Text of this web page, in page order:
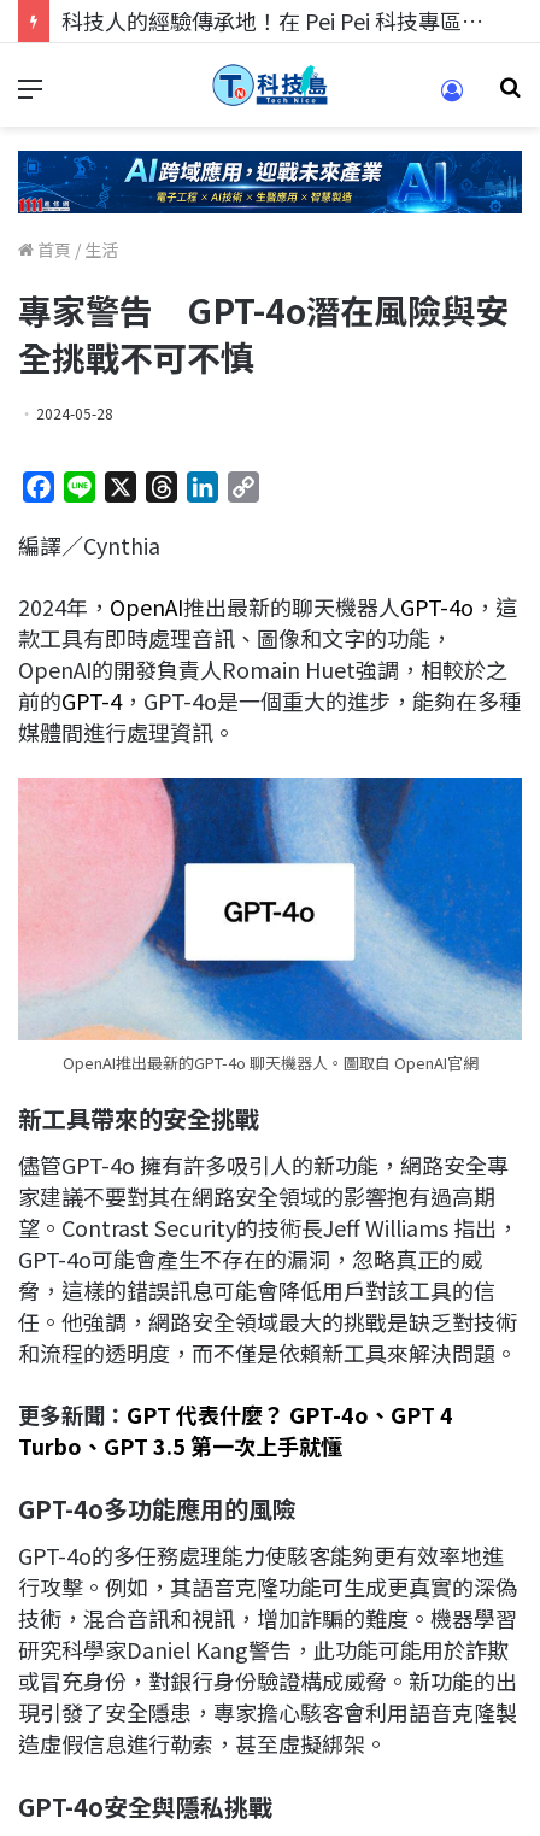
科技人找工作，就到TECH+ 科技專區!
首頁 / 生活
專家警告 GPT-4o潛在風險與安
全挑戰不可不慎
2024-05-28
c
b
o
o
k
n
a
d
s
e
d
I
n
L
i
n
k
編譯／Cynthia
2024年， OpenAI推出最新的聊天機器人GPT-4o ，這
款工具有即時處理音訊、圖像和文字的功能，
OpenAI的開發負責人Romain Huet強調，相較於之
前的GPT-4，GPT-4o是一個重大的進步，能夠在多種
媒體間進行處理資訊。
OpenAI推出最新的GPT-4o 聊天機器人。圖取自 OpenAI官網
新工具帶來的安全挑戰
儘管GPT-4o 擁有許多吸引人的新功能，網路安全專
家建議不要對其在網路安全領域的影響抱有過高期
望。Contrast Security的技術長Jeff Williams 指出，
GPT-4o可能會產生不存在的漏洞，忽略真正的威
脅，這樣的錯誤訊息可能會降低用戶對該工具的信
任。他強調，網路安全領域最大的挑戰是缺乏對技術
和流程的透明度，而不僅是依賴新工具來解決問題。
更多新聞： GPT 代表什麼？ GPT-4o、GPT 4
Turbo、GPT 3.5 第一次上手就懂
GPT-4o多功能應用的風險
GPT-4o的多任務處理能力使駭客能夠更有效率地進
行攻擊。例如，其語音克隆功能可生成更真實的深偽
技術，混合音訊和視訊，增加詐騙的難度。機器學習
研究科學家Daniel Kang警告，此功能可能用於詐欺
或冒充身份，對銀行身份驗證構成威脅。新功能的出
現引發了安全隱患，專家擔心駭客會利用語音克隆製
造虛假信息進行勒索，甚至虛擬綁架。
GPT-4o安全與隱私挑戰